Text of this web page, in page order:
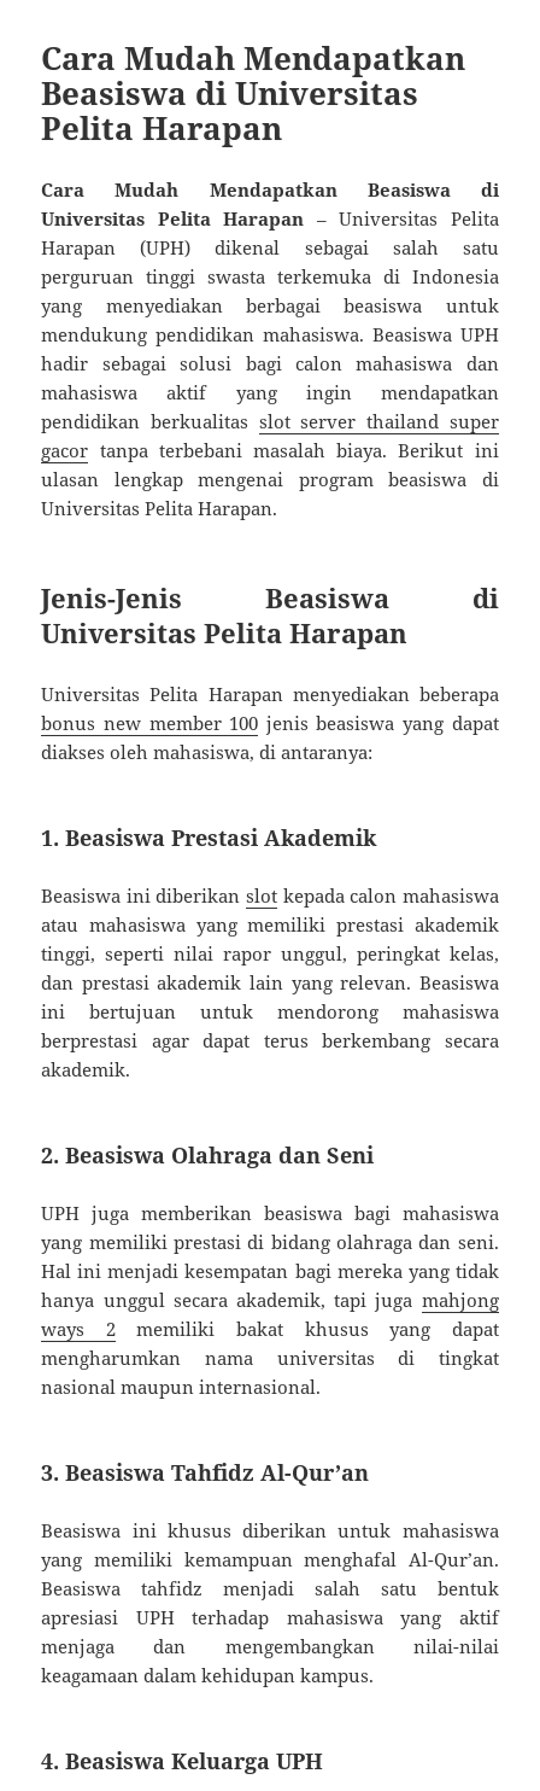
Cara Mudah Mendapatkan
Beasiswa di Universitas
Pelita Harapan
Cara Mudah Mendapatkan Beasiswa di
Universitas Pelita Harapan – Universitas Pelita
Harapan (UPH) dikenal sebagai salah satu
perguruan tinggi swasta terkemuka di Indonesia
yang menyediakan berbagai beasiswa untuk
mendukung pendidikan mahasiswa. Beasiswa UPH
hadir sebagai solusi bagi calon mahasiswa dan
mahasiswa aktif yang ingin mendapatkan
pendidikan berkualitas slot server thailand super
gacor tanpa terbebani masalah biaya. Berikut ini
ulasan lengkap mengenai program beasiswa di
Universitas Pelita Harapan.
Jenis-Jenis Beasiswa di
Universitas Pelita Harapan
Universitas Pelita Harapan menyediakan beberapa
bonus new member 100 jenis beasiswa yang dapat
diakses oleh mahasiswa, di antaranya:
1. Beasiswa Prestasi Akademik
Beasiswa ini diberikan slot kepada calon mahasiswa
atau mahasiswa yang memiliki prestasi akademik
tinggi, seperti nilai rapor unggul, peringkat kelas,
dan prestasi akademik lain yang relevan. Beasiswa
ini bertujuan untuk mendorong mahasiswa
berprestasi agar dapat terus berkembang secara
akademik.
2. Beasiswa Olahraga dan Seni
UPH juga memberikan beasiswa bagi mahasiswa
yang memiliki prestasi di bidang olahraga dan seni.
Hal ini menjadi kesempatan bagi mereka yang tidak
hanya unggul secara akademik, tapi juga mahjong
ways 2memiliki bakat khusus yang dapat
mengharumkan nama universitas di tingkat
nasional maupun internasional.
3. Beasiswa Tahfidz Al-Qur’an
Beasiswa ini khusus diberikan untuk mahasiswa
yang memiliki kemampuan menghafal Al-Qur’an.
Beasiswa tahfidz menjadi salah satu bentuk
apresiasi UPH terhadap mahasiswa yang aktif
menjaga dan mengembangkan nilai-nilai
keagamaan dalam kehidupan kampus.
4. Beasiswa Keluarga UPH